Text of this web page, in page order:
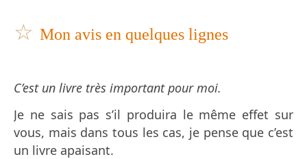
☆ Mon avis en quelques lignes
C’est un livre très important pour moi.
Je ne sais pas s’il produira le même effet sur
vous, mais dans tous les cas, je pense que c’est
un livre apaisant.